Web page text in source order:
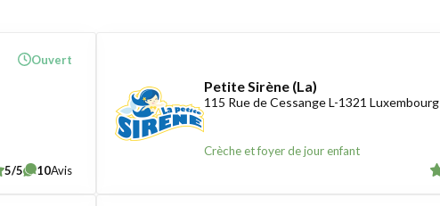
Ouvert
5/5 10Avis
Petite Sirène (La)
115 Rue de Cessange L-1321 Luxembourg
Crèche et foyer de jour enfant